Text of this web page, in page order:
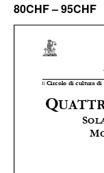
80CHF – 95CHF